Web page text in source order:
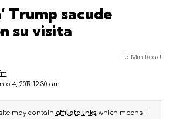
Trump sacude
su visita
4, 2019 12:30 am
5 Min Read
may contain affiliate links, which means I